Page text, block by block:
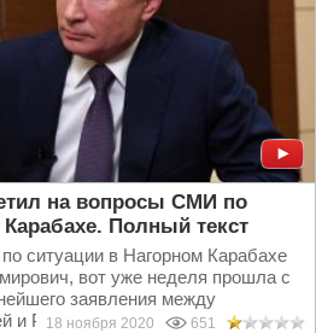
на вопросы СМИ по
Полный текст
ситуации в Нагорном Карабахе
вот уже неделя прошла с
заявления между
и Россией. Как Вы сейчас...
18 ноября 2020 651